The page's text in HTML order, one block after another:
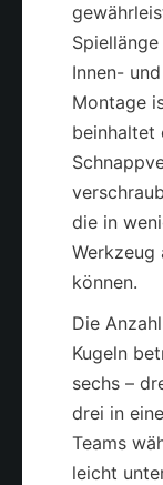
Innen-
Montage
beinhaltet
die in
Werkzeug
können.
Die
Kugeln
sechs –
drei in
Teams
leicht